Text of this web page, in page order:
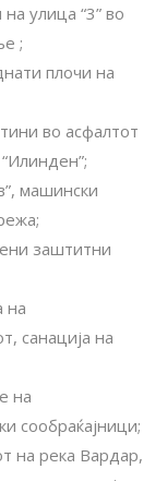
улица “3” во
;
плочи на
во асфалтот
машински
заштитни
на
санација на
на
сообраќајници;
на река Вардар,